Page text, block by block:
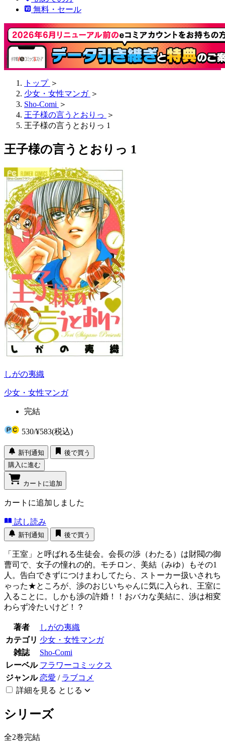
無料・セール
トップ ＞
少女・女性マンガ ＞
Sho-Comi ＞
王子様の言うとおりっ ＞
王子様の言うとおりっ 1
王子様の言うとおりっ 1
しがの夷織
少女・女性マンガ
完結
530/¥583(税込)
新刊通知
後で買う
購入に進む
カートに追加
カートに追加しました
試し読み
新刊通知 後で買う
「王室」と呼ばれる生徒会。会長の渉（わたる）は財閥の御
曹司で、女子の憧れの的。モチロン、美結（みゆ）もその1
人。告白できずにつけまわしてたら、ストーカー扱いされち
ゃった★ところが、渉のおじいちゃんに気に入られ、王室に
入ることに。しかも渉の許婚！！おバカな美結に、渉は相変
わらず冷たいけど！？
著者
しがの夷織
カテゴリ 少女・女性マンガ
雑誌
Sho-Comi
レーベル フラワーコミックス
ジャンル 恋愛 / ラブコメ
詳細を見る とじる
シリーズ
全2巻完結